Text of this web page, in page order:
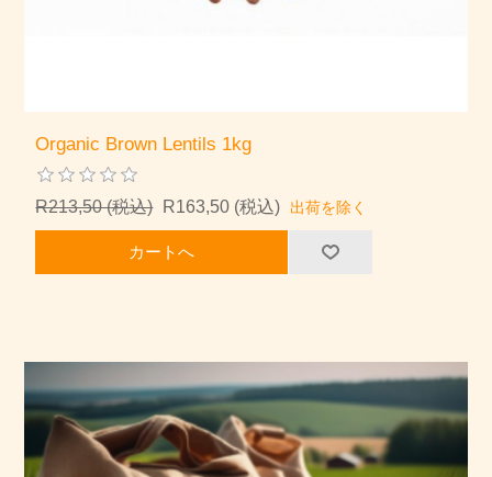
Organic Brown Lentils 1kg
R213,50 (税込) R163,50 (税込) 出荷を除く
カートへ